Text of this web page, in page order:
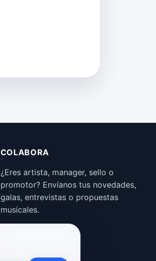
COLABORA
¿Eres artista, manager, sello o
promotor? Envíanos tus novedades,
galas, entrevistas o propuestas
musicales.